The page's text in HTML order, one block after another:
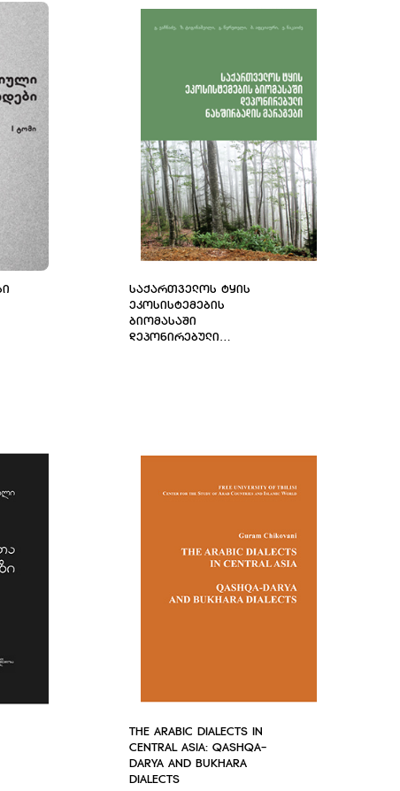
ᲡᲐᲥᲐᲠᲗᲕᲔᲚᲝᲡ ᲢᲧᲘᲡ
ᲔᲙᲝᲡᲘᲡᲢᲔᲛᲔᲑᲘᲡ
ᲑᲘᲝᲛᲐᲡᲐᲨᲘ
ᲓᲔᲞᲝᲜᲘᲠᲔᲑᲣᲚᲘ
THE ARABIC DIALECTS IN
CENTRAL ASIA: QASHQA-
DARYA AND BUKHARA
DIALECTS